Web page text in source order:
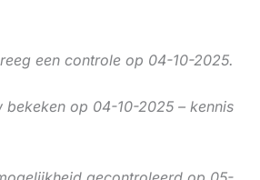
een controle op 04-10-2025.
bekeken op 04-10-2025 – kennis